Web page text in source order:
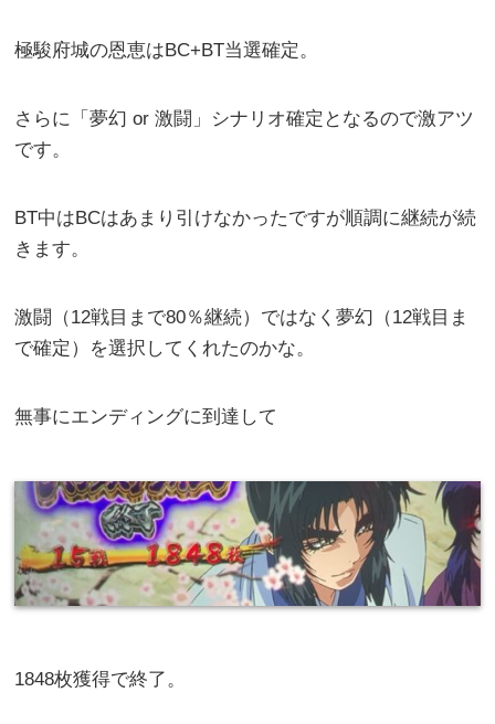
極駿府城の恩恵はBC+BT当選確定。
さらに「夢幻 or 激闘」シナリオ確定となるので激アツ
です。
BT中はBCはあまり引けなかったですが順調に継続が続
きます。
激闘（12戦目まで80％継続）ではなく夢幻（12戦目ま
で確定）を選択してくれたのかな。
無事にエンディングに到達して
1848枚獲得で終了。